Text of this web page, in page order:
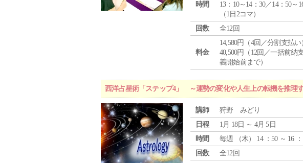
時間
13：10～14：30／14：50～
（1日2コマ）
回数
全12回
料金
14,580円（4回／分割支払い
40,500円（12回／一括前納
義開始前まで）
西洋占星術「ステップ4」 ～運勢の変化や人生上の転機を推理
講師
狩野 みどり
日程
1月 18日 ～ 4月 5日
時間
毎週 （木） 14 ：50 ～ 16
回数
全12回